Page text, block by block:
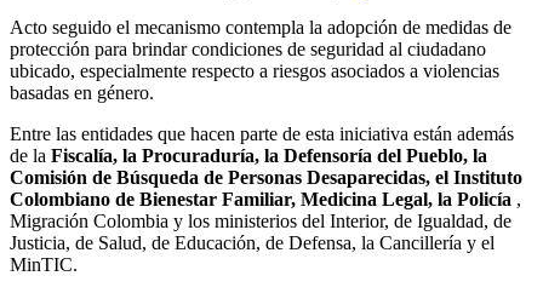
Acto seguido el mecanismo contempla la adopción de medidas de
protección para brindar condiciones de seguridad al ciudadano
ubicado, especialmente respecto a riesgos asociados a violencias
basadas en género.
Entre las entidades que hacen parte de esta iniciativa están además
de la Fiscalía, la Procuraduría, la Defensoría del Pueblo, la
Comisión de Búsqueda de Personas Desaparecidas, el Instituto
Colombiano de Bienestar Familiar, Medicina Legal, la Policía ,
Migración Colombia y los ministerios del Interior, de Igualdad, de
Justicia, de Salud, de Educación, de Defensa, la Cancillería y el
MinTIC.